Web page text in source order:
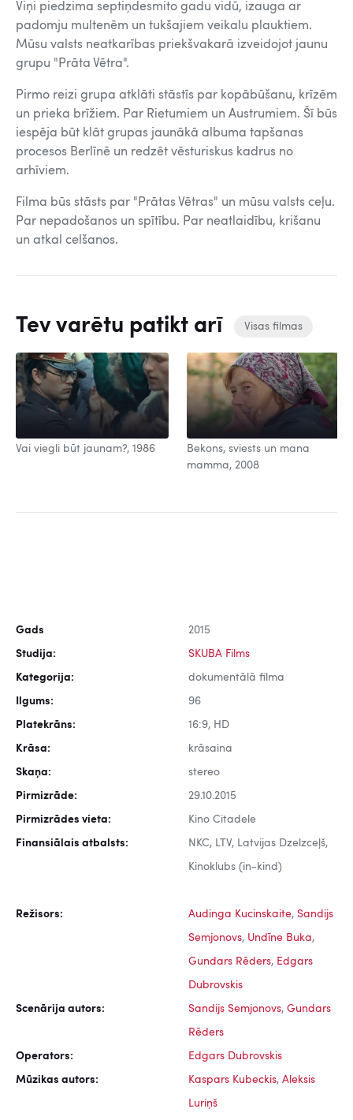
Viņi piedzima septiņdesmito gadu vidū, izauga ar
padomju multenēm un tukšajiem veikalu plauktiem.
Mūsu valsts neatkarības priekšvakarā izveidojot jaunu
grupu "Prāta Vētra".
Pirmo reizi grupa atklāti stāstīs par kopābūšanu, krīzēm
un prieka brīžiem. Par Rietumiem un Austrumiem. Šī būs
iespēja būt klāt grupas jaunākā albuma tapšanas
procesos Berlīnē un redzēt vēsturiskus kadrus no
arhīviem.
Filma būs stāsts par "Prātas Vētras" un mūsu valsts ceļu.
Par nepadošanos un spītību. Par neatlaidību, krišanu
un atkal celšanos.
Tev varētu patikt arī Visas filmas
Vai viegli būt jaunam?, 1986
Bekons, sviests un mana
mamma, 2008
Gads 2015
Studija: SKUBA Films
Kategorija: dokumentālā filma
Ilgums: 96
Platekrāns: 16:9, HD
Krāsa: krāsaina
Skaņa: stereo
Pirmizrāde: 29.10.2015
Pirmizrādes vieta: Kino Citadele
Finansiālais atbalsts: NKC, LTV, Latvijas Dzelzceļš,
Kinoklubs (in-kind)
Režisors: Audinga Kucinskaite, Sandijs
Semjonovs, Undīne Buka,
Gundars Rēders, Edgars
Dubrovskis
Scenārija autors: Sandijs Semjonovs, Gundars
Rēders
Operators: Edgars Dubrovskis
Mūzikas autors: Kaspars Kubeckis, Aleksis
Luriņš